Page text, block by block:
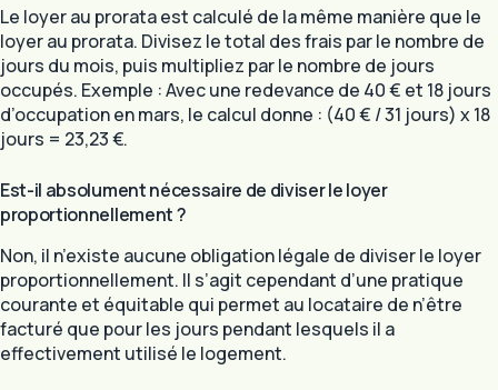
Le loyer au prorata est calculé de la même manière que le
loyer au prorata. Divisez le total des frais par le nombre de
jours du mois, puis multipliez par le nombre de jours
occupés. Exemple : Avec une redevance de 40 € et 18 jours
d’occupation en mars, le calcul donne : (40 € / 31 jours) x 18
jours = 23,23 €.
Est-il absolument nécessaire de diviser le loyer
proportionnellement ?
Non, il n’existe aucune obligation légale de diviser le loyer
proportionnellement. Il s’agit cependant d’une pratique
courante et équitable qui permet au locataire de n’être
facturé que pour les jours pendant lesquels il a
effectivement utilisé le logement.